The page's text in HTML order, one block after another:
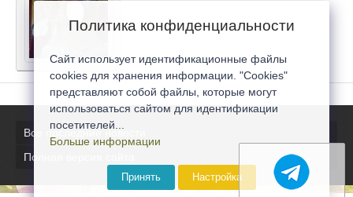
Все последние новости
Полная версия сайта
Политика конфиденциальности
Сайт использует идентификационные файлы
cookies для хранения информации. "Cookies"
представляют собой файлы, которые могут
использоваться сайтом для идентификации
посетителей...
Больше информации
Принять Настройка